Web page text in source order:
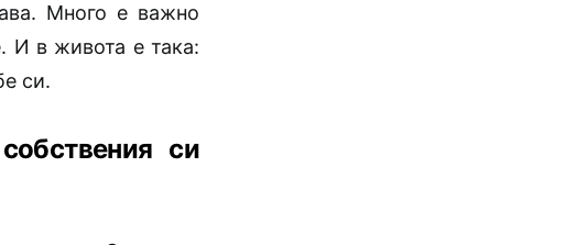
Много е важно
И в живота е така:
си.
си